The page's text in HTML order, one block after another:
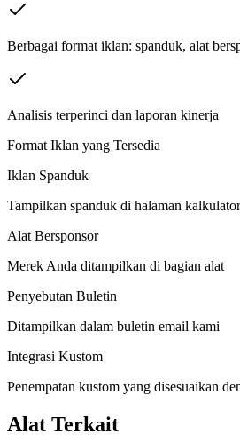
Berbagai format iklan: spanduk, alat
Analisis terperinci dan laporan kinerja
Format Iklan yang Tersedia
Iklan Spanduk
Tampilkan spanduk di halaman kalkulator
Alat Bersponsor
Merek Anda ditampilkan di bagian alat
Penyebutan Buletin
Ditampilkan dalam buletin email kami
Integrasi Kustom
Penempatan kustom yang disesuaikan
Alat Terkait